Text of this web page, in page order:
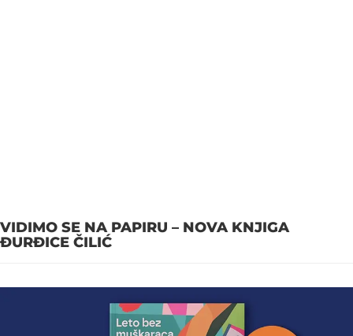
VIDIMO SE NA PAPIRU – NOVA KNJIGA
ĐURĐICE ČILIĆ